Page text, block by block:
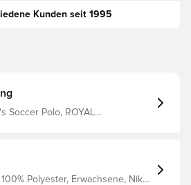
Kunden seit 1995
Soccer Polo, ROYAL
Polyester, Erwachsene, Nike